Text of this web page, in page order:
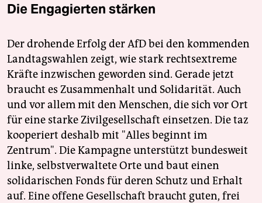
Die Engagierten stärken
Der drohende Erfolg der AfD bei den kommenden
Landtagswahlen zeigt, wie stark rechtsextreme
Kräfte inzwischen geworden sind. Gerade jetzt
braucht es Zusammenhalt und Solidarität. Auch
und vor allem mit den Menschen, die sich vor Ort
für eine starke Zivilgesellschaft einsetzen. Die taz
kooperiert deshalb mit "Alles beginnt im
Zentrum". Die Kampagne unterstützt bundesweit
linke, selbstverwaltete Orte und baut einen
solidarischen Fonds für deren Schutz und Erhalt
auf. Eine offene Gesellschaft braucht guten, frei